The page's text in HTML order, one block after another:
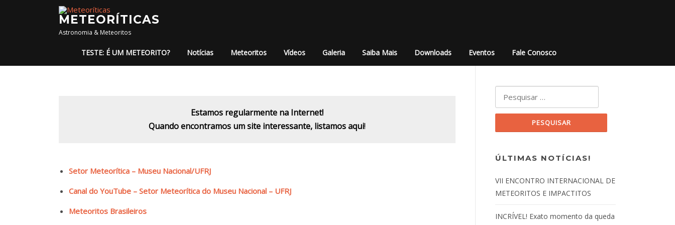
Pular para o conteúdo
METEORÍTICAS
Astronomia & Meteoritos
TESTE: É UM METEORITO? Notícias Meteoritos Vídeos Galeria Saiba Mais Downloads Eventos Fale Conosco
Estamos regularmente na Internet!
Quando encontramos um site interessante, listamos aqui!
Setor Meteorítica – Museu Nacional/UFRJ
Canal do YouTube – Setor Meteorítica do Museu Nacional – UFRJ
Meteoritos Brasileiros
ÚLTIMAS NOTÍCIAS!
VII ENCONTRO INTERNACIONAL DE
METEORITOS E IMPACTITOS
INCRÍVEL! Exato momento da queda